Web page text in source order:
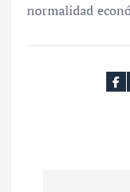
normalidad